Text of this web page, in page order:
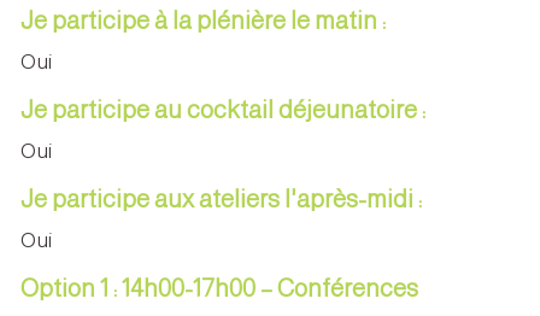
Je participe à la plénière le matin :
Oui
Je participe au cocktail déjeunatoire :
Oui
Je participe aux ateliers l'après-midi :
Oui
Option 1 : 14h00-17h00 – Conférences